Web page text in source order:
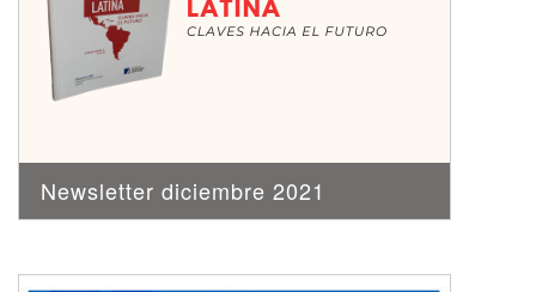
Newsletter diciembre 2021